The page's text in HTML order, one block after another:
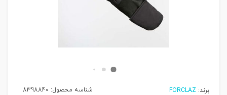
برند: FORCLAZ شناسه محصول: 8398840